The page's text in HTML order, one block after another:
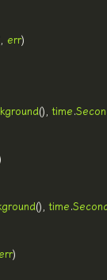
, err
(), time .
(), time .